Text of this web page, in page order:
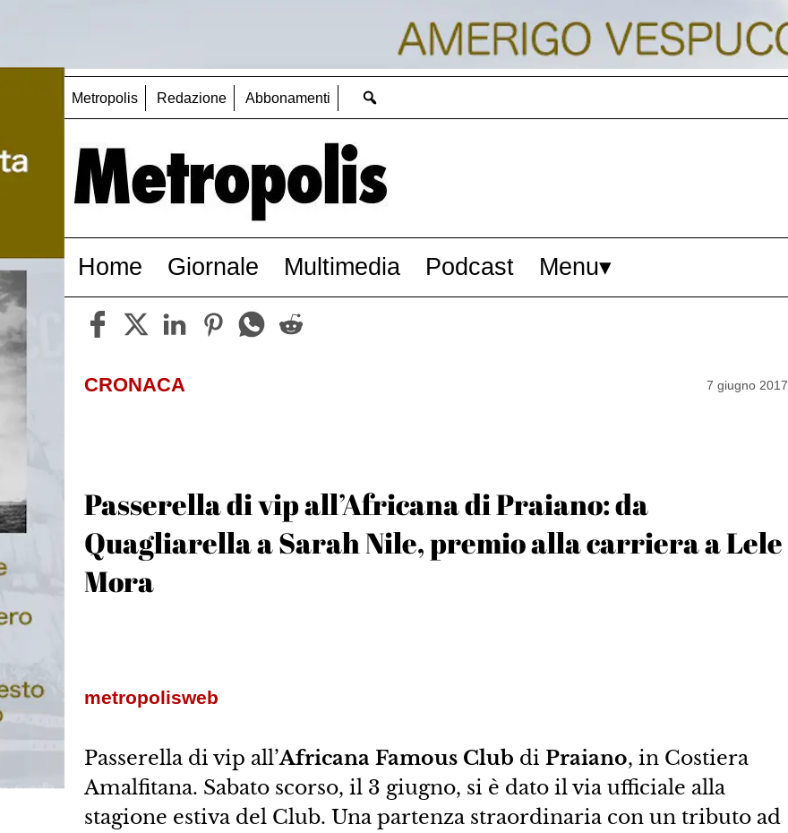
Metropolis Redazione Abbonamenti
Home Giornale Multimedia Podcast Menu
CRONACA 7 giugno 2017
Passerella di vip all’Africana di Praiano: da
Quagliarella a Sarah Nile, premio alla carriera a Lele
Mora
metropolisweb
Passerella di vip all’Africana Famous Club di Praiano, in Costiera
Amalfitana. Sabato scorso, il 3 giugno, si è dato il via ufficiale alla
stagione estiva del Club. Una partenza straordinaria con un tributo ad